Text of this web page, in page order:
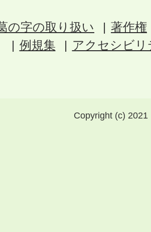
の字の取り扱い
著作権
例規集
アクセシビ
Copyright (c)